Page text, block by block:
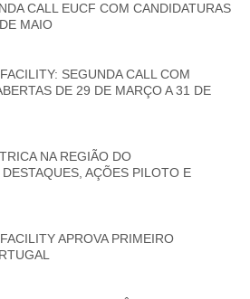
CALL EUCF COM CANDIDATURAS
MAIO
SEGUNDA CALL COM
DE 29 DE MARÇO A 31 DE
NA REGIÃO DO
AÇÕES PILOTO E
APROVA PRIMEIRO